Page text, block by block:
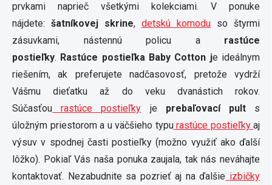
prvkami naprieč všetkými kolekciami. V ponuke
nájdete: šatníkovej skrine, detskú komodu so štyrmi
zásuvkami, nástennú policu arastúce
postieľky. Rastúce postieľka Baby Cotton je ideálnym
riešením, ak preferujete nadčasovosť, pretože vydrží
Vášmu dieťatku až do veku dvanástich rokov.
Súčasťou rastúce postieľky je prebaľovací pults
úložným priestorom a u väčšieho typurastúce postieľky aj
výsuv v spodnej časti postieľky (možno využiť ako ďalší
lôžko). Pokiaľ Vás naša ponuka zaujala, tak nás neváhajte
kontaktovať. Nezabudnite sa pozrieť aj na ďalšie izbičky